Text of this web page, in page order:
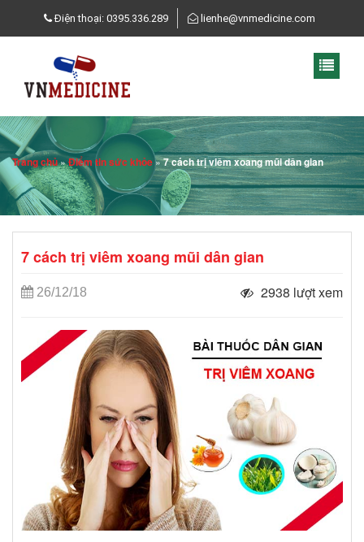
Điện thoại: 0395.336.289 lienhe@vnmedicine.com
Trang chủ»Điểm tin sức khỏe»7 cách trị viêm xoang mũi dân gian
7 cách trị viêm xoang mũi dân gian
26/12/18 2938 lượt xem